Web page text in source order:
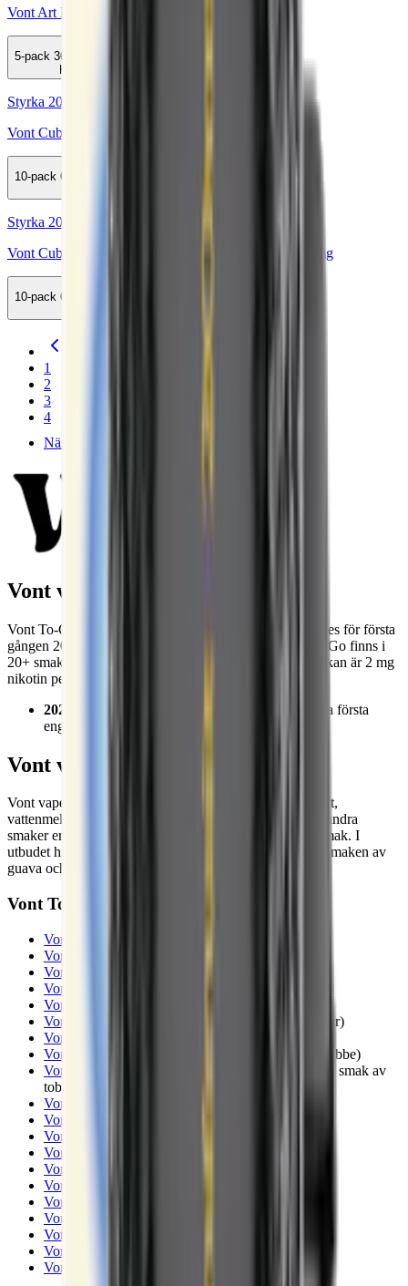
Vont Art Blue Raspberry 20mg
5-pack 369,50 kr
Köp
Styrka 20 mg · 800 Puffar
Vont Cube Breezy Watermelon 800 20mg
10-pack 689,50 kr
Styrka 20 mg · 800 Puffar
Vont Cube Black Edition Absolut Passionfruit 800 20mg
10-pack 689,50 kr
1
2
3
4
Nästa
Vont vape
Vont To-Go är Vonts
. Vapen som lanserades för första
gången 2021 och kommer i flera olika smaker. Vont To-Go finns i
20+ smaker och innehåller totalt 800 puffar. Nikotinstyrkan är 2 mg
nikotin per ml.
2021
: Det svenska företaget Vont AB lanserar sina första
engångsvapes
Vont vape smaker
Vont vapes finns i en rad olika smaker, från passionsfrukt,
vattenmelon och jordgubbar till mint. För de som söker andra
smaker erbjuder Vont också choklad, kaffe och tobakssmak. I
utbudet hittar du också smak av energidryck, mint, och smaken av
guava och cola. Totalt finns Vont vape i 20+ smaker.
Vont To-Go-smaker 2024:
Vont To-Go Absolut Passionfruit
Vont To-Go Aloha Pineapple
Vont To-Go Blue Raspberry
Vont To-Go Bon Bon Banana
Vont To-Go Breezy Watermelon
Vont To-Go Chilled Lush
(vattenmelon, jordgubbar)
Vont To-Go Cool Mint
Vont To-Go Creamy Strawberry
(vanilj och jordgubbe)
Vont To-Go Creamy Tobacco
(choklad, kaffe samt smak av
tobak)
Vont To-Go Fizzy Spirit
Vont To-Go Fresh Mint
Vont To-Go Green Guava
Vont To-Go Havana Cola
Vont To-Go Juicy Berry
Vont To-Go Ruby Grape
Vont To-Go Sharp Apple
Vont To-Go Slushy Peach
Vont To-Go Smooth Vanilla
Vont To-Go Sweet Mango
Vont To-Go Sweet Melon